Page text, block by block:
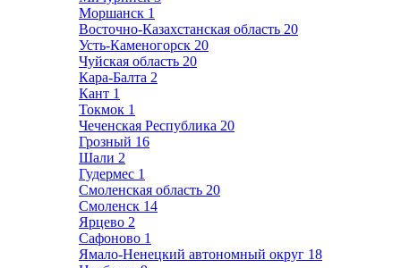
Моршанск 1
Восточно-Казахстанская область 20
Усть-Каменогорск 20
Чуйская область 20
Кара-Балта 2
Кант 1
Токмок 1
Чеченская Республика 20
Грозный 16
Шали 2
Гудермес 1
Смоленская область 20
Смоленск 14
Ярцево 2
Сафоново 1
Ямало-Ненецкий автономный округ 18